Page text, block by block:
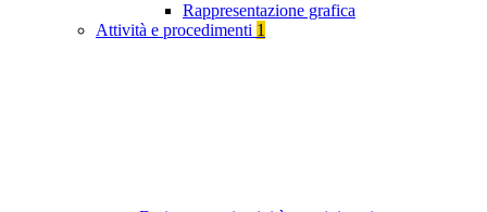
Rappresentazione grafica
Attività e procedimenti 1